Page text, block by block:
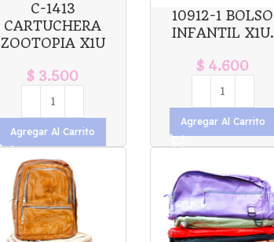
C-1413
CARTUCHERA
ZOOTOPIA X1U
$ 3.500
Agregar Al Carrito
10912-1 BOLSO
INFANTIL X1U.
$ 4.600
Agregar Al Carrito